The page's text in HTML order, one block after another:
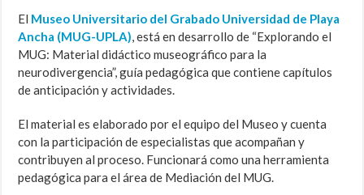
El Museo Universitario del Grabado Universidad de Playa
Ancha (MUG-UPLA), está en desarrollo de “Explorando el
MUG: Material didáctico museográfico para la
neurodivergencia”, guía pedagógica que contiene capítulos
de anticipación y actividades.
El material es elaborado por el equipo del Museo y cuenta
con la participación de especialistas que acompañan y
contribuyen al proceso. Funcionará como una herramienta
pedagógica para el área de Mediación del MUG.